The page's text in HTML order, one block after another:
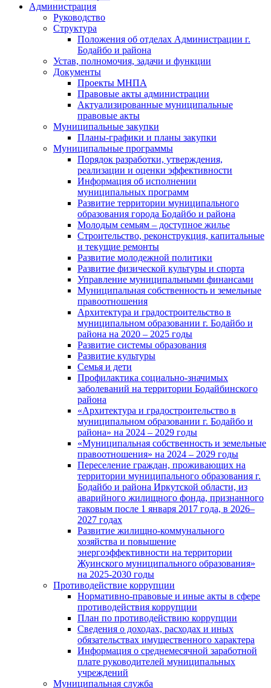
Администрация
Руководство
Структура
Положения об отделах Администрации г.
Бодайбо и района
Устав, полномочия, задачи и функции
Документы
Проекты МНПА
Правовые акты администрации
Актуализированные муниципальные
правовые акты
Муниципальные закупки
Планы-графики и планы закупки
Муниципальные программы
Порядок разработки, утверждения,
реализации и оценки эффективности
Информация об исполнении
муниципальных программ
Развитие территории муниципального
образования города Бодайбо и района
Молодым семьям – доступное жилье
Строительство, реконструкция, капитальные
и текущие ремонты
Развитие молодежной политики
Развитие физической культуры и спорта
Управление муниципальными финансами
Муниципальная собственность и земельные
правоотношения
Архитектура и градостроительство в
муниципальном образовании г. Бодайбо и
района на 2020 – 2025 годы
Развитие системы образования
Развитие культуры
Семья и дети
Профилактика социально-значимых
заболеваний на территории Бодайбинского
района
«Архитектура и градостроительство в
муниципальном образовании г. Бодайбо и
района» на 2024 – 2029 годы
«Муниципальная собственность и земельные
правоотношения» на 2024 – 2029 годы
Переселение граждан, проживающих на
территории муниципального образования г.
Бодайбо и района Иркутской области, из
аварийного жилищного фонда, признанного
таковым после 1 января 2017 года, в 2026–
2027 годах
Развитие жилищно-коммунального
хозяйства и повышение
энергоэффективности на территории
Жуинского муниципального образования»
на 2025-2030 годы
Противодействие коррупции
Нормативно-правовые и иные акты в сфере
противодействия коррупции
План по противодействию коррупции
Сведения о доходах, расходах и иных
обязательствах имущественного характера
Информация о среднемесячной заработной
плате руководителей муниципальных
учреждений
Муниципальная служба